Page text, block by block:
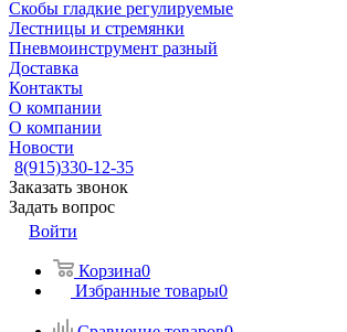
Скобы гладкие регулируемые
Лестницы и стремянки
Пневмоинструмент разный
Доставка
Контакты
О компании
О компании
Новости
8(915)330-12-35
Заказать звонок
Задать вопрос
Войти
Корзина0
Избранные товары0